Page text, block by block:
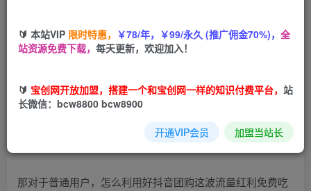
抖音今年大力扶持同城号，抖音团购也在今年下半年开放服
务商计划，作为抖音团购服务商，你可以在本地开展商家入
那对于普通用户，怎么利用好抖音团购这波流量红利免费吃
🔰 本站VIP 限时特惠， ￥78/年，￥99/永久 (推广佣金70%)， 全
站资源免费下载， 每天更新，欢迎加入！
🔰 宝创网开放加盟，搭建一个和宝创网一样的知识付费平台， 站
长微信：bcw8800 bcw8900
开通VIP会员 加盟当站长